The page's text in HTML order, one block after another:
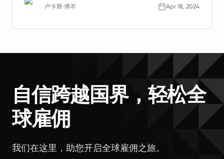
卢卡斯·博岑 Apr 18, 2024
自信跨越国界，轻松全
球雇佣
我们在这里，助您开启全球雇佣之旅。